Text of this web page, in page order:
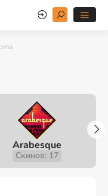
Arabesque
Скинов: 17